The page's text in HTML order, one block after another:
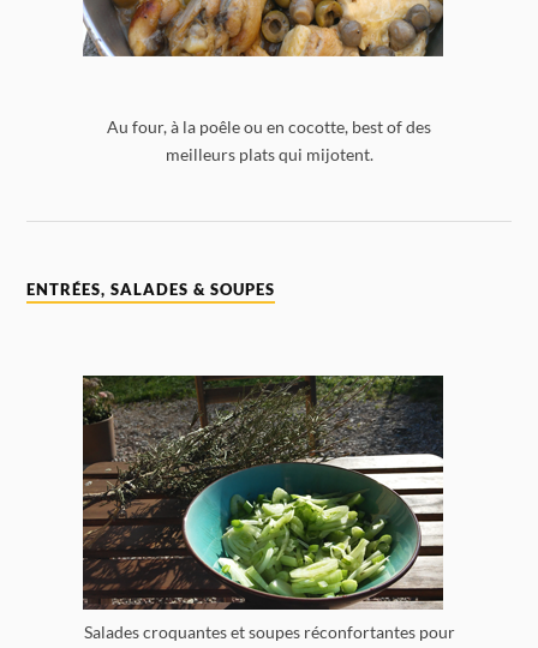
Au four, à la poêle ou en cocotte, best of des
meilleurs plats qui mijotent.
ENTRÉES, SALADES & SOUPES
Salades croquantes et soupes réconfortantes pour